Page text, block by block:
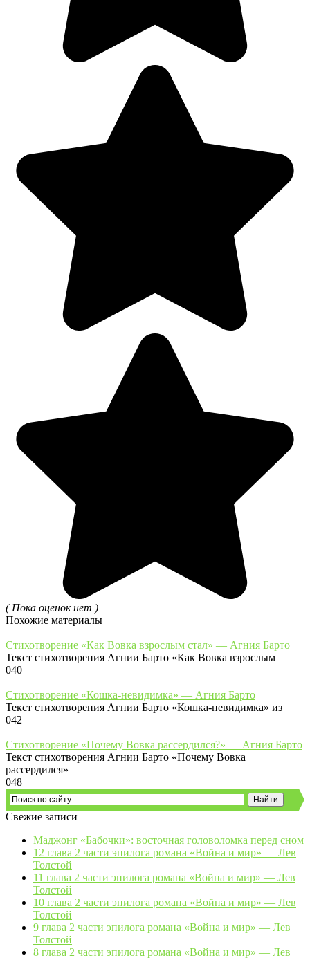
( Пока оценок нет )
Похожие материалы
Стихотворение «Как Вовка взрослым стал» — Агния Барто
Текст стихотворения Агнии Барто «Как Вовка взрослым
040
Стихотворение «Кошка-невидимка» — Агния Барто
Текст стихотворения Агнии Барто «Кошка-невидимка» из
042
Стихотворение «Почему Вовка рассердился?» — Агния Барто
Текст стихотворения Агнии Барто «Почему Вовка
рассердился»
048
Свежие записи
Маджонг «Бабочки»: восточная головоломка перед сном
12 глава 2 части эпилога романа «Война и мир» — Лев
Толстой
11 глава 2 части эпилога романа «Война и мир» — Лев
Толстой
10 глава 2 части эпилога романа «Война и мир» — Лев
Толстой
9 глава 2 части эпилога романа «Война и мир» — Лев
Толстой
8 глава 2 части эпилога романа «Война и мир» — Лев